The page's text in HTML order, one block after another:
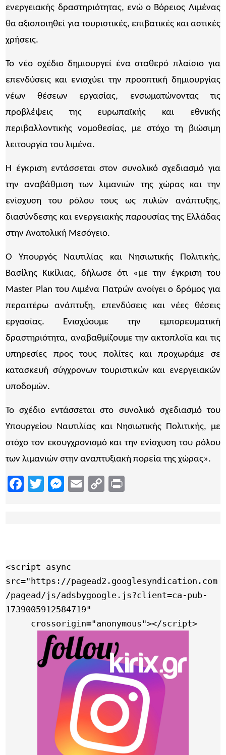
ενεργειακής δραστηριότητας, ενώ ο Βόρειος Λιμένας
θα αξιοποιηθεί για τουριστικές, επιβατικές και αστικές
χρήσεις.
Το νέο σχέδιο δημιουργεί ένα σταθερό πλαίσιο για
επενδύσεις και ενισχύει την προοπτική δημιουργίας
νέων θέσεων εργασίας, ενσωματώνοντας τις
προβλέψεις της ευρωπαϊκής και εθνικής
περιβαλλοντικής νομοθεσίας, με στόχο τη βιώσιμη
λειτουργία του λιμένα.
Η έγκριση εντάσσεται στον συνολικό σχεδιασμό για
την αναβάθμιση των λιμανιών της χώρας και την
ενίσχυση του ρόλου τους ως πυλών ανάπτυξης,
διασύνδεσης και ενεργειακής παρουσίας της Ελλάδας
στην Ανατολική Μεσόγειο.
Ο Υπουργός Ναυτιλίας και Νησιωτικής Πολιτικής,
Βασίλης Κικίλιας, δήλωσε ότι «με την έγκριση του
Master Plan του Λιμένα Πατρών ανοίγει ο δρόμος για
περαιτέρω ανάπτυξη, επενδύσεις και νέες θέσεις
εργασίας. Ενισχύουμε την εμπορευματική
δραστηριότητα, αναβαθμίζουμε την ακτοπλοΐα και τις
υπηρεσίες προς τους πολίτες και προχωράμε σε
κατασκευή σύγχρονων τουριστικών και ενεργειακών
υποδομών.
Το σχέδιο εντάσσεται στο συνολικό σχεδιασμό του
Υπουργείου Ναυτιλίας και Νησιωτικής Πολιτικής, με
στόχο τον εκσυγχρονισμό και την ενίσχυση του ρόλου
των λιμανιών στην αναπτυξιακή πορεία της χώρας».
Facebook
TwitterMessenger
EmailCopy
<script async
src="https://pagead2.googlesyndication.com
/pagead/js/adsbygoogle.js?client=ca-pub-
1739005912584719"
     crossorigin="anonymous"></script>